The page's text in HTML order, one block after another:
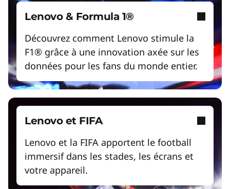
ThinkShield
Profitez de la sécurité du matériel, des logiciels
et de la chaîne d'approvisionnement pour
lutter contre les menaces à tous les niveaux.
Digital Workplace Solutions –
l'environnement de travail du futur
est là
Lenovo & Formula 1®
Découvrez comment Lenovo stimule la
F1® grâce à une innovation axée sur les
données pour les fans du monde entier.
Lenovo et FIFA
Lenovo et la FIFA apportent le football
immersif dans les stades, les écrans et
votre appareil.